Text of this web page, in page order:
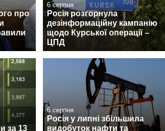
про
6 серпня
Росія розгорнула
дезінформаційну кампанію
щодо Курської операції –
ЦПД
за 13
6 серпня
Росія у липні збільшила
видобуток нафти та